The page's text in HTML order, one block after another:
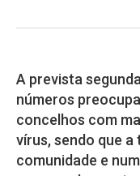
A prevista
números
concelhos com
vírus, sendo que
comunidade e